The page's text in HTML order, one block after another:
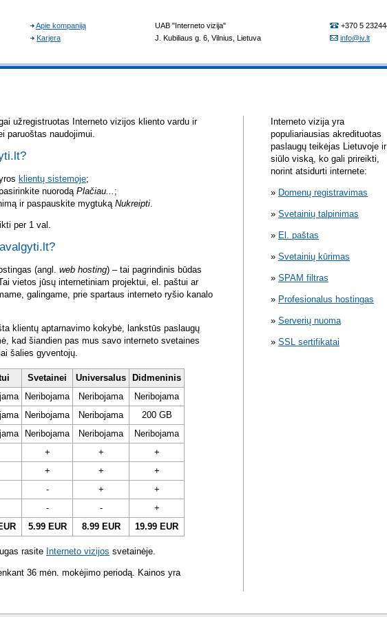
užregistruotas Interneto vizijos kliento vardu ir
paruoštas naudojimui.
klientų sistemoje;
nuorodąPlačiau... ;
ir paspauskite mygtuką Nukreipti.
per 1 val.
(angl. web hosting) – tai pagrindinis būdas
vietos jūsų internetiniam projektui, el. paštui ar
galingame, prie spartaus interneto ryšio kanalo
klientų aptarnavimo kokybė, lankstūs paslaugų
kad šiandien pas mus savo interneto svetaines
šalies gyventojų.
Svetainei Universalus
Didmeninis
Neribojama Neribojama
Neribojama
Neribojama Neribojama
200 GB
Neribojama Neribojama
Neribojama
+ +
+
+ +
+
- +
+
- -
+
5.99 EUR 8.99 EUR 19.99 EUR
rasite Interneto vizijos svetainėje.
36 mėn. mokėjimo periodą. Kainos yra
Interneto vizija yra
populiariausias akredituotas
paslaugų teikėjas Lietuvoje ir
siūlo viską, ko gali prireikti,
norint atsidurti internete:
Domenų registravimas
Svetainių talpinimas
El. paštas
Svetainių kūrimas
SPAM filtras
Profesionalus hostingas
Serverių nuoma
SSL sertifikatai